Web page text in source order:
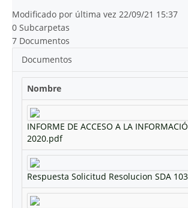
Modificado por última vez 22/09/21 15:37
0 Subcarpetas
7 Documentos
Documentos
Nombre
INFORME DE ACCESO A LA
2020.pdf
Respuesta Solicitud Resolucion SDA